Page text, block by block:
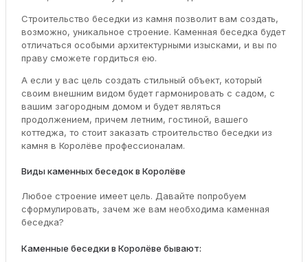
Строительство беседки из камня позволит вам создать,
возможно, уникальное строение. Каменная беседка будет
отличаться особыми архитектурными изысками, и вы по
праву сможете гордиться ею.
А если у вас цель создать стильный объект, который
своим внешним видом будет гармонировать с садом, с
вашим загородным домом и будет являться
продолжением, причем летним, гостиной, вашего
коттеджа, то стоит заказать строительство беседки из
камня в Королёве профессионалам.
Виды каменных беседок в Королёве
Любое строение имеет цель. Давайте попробуем
сформулировать, зачем же вам необходима каменная
беседка?
Каменные беседки в Королёве бывают: